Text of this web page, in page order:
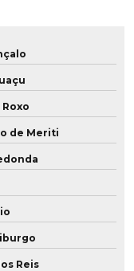
medida
de Meriti
Reis